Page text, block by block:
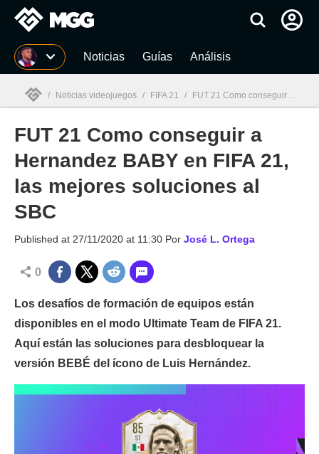
MGG Noticias Guías Análisis
MGG
/ Noticias videojuegos / FIFA 21 / FUT 21 Como conseguir a Hernandez BABY en FIFA 21, las mejores soluciones al SBC
FUT 21 Como conseguir a
Hernandez BABY en FIFA 21,
las mejores soluciones al
SBC
Published at 27/11/2020 at 11:30 Por José L. Ortega
0
Los desafíos de formación de equipos están
disponibles en el modo Ultimate Team de FIFA 21.
Aquí están las soluciones para desbloquear la
versión BEBÉ del ícono de Luis Hernández.